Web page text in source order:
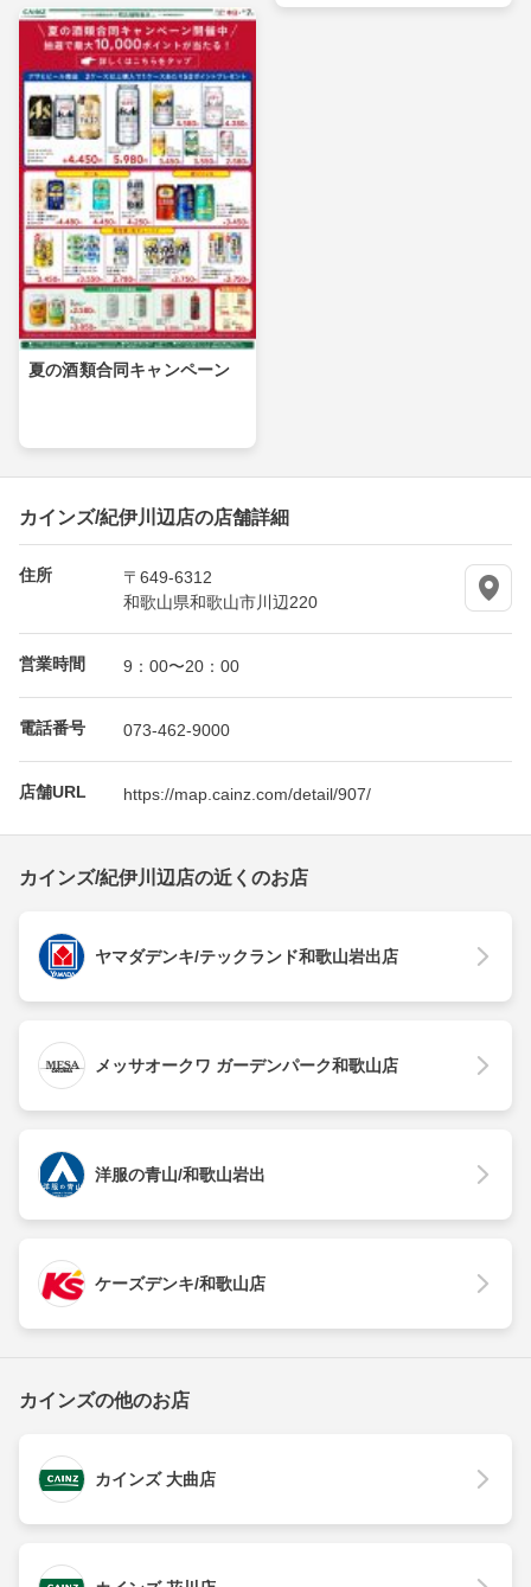
夏の酒類合同キャンペーン
カインズ/紀伊川辺店の店舗詳細
住所
〒649-6312
和歌山県和歌山市川辺220
営業時間 9：00〜20：00
電話番号 073-462-9000
店舗URL https://map.cainz.com/detail/907/
カインズ/紀伊川辺店の近くのお店
ヤマダデンキ/テックランド和歌山岩出店
メッサオークワ ガーデンパーク和歌山店
洋服の青山/和歌山岩出
ケーズデンキ/和歌山店
カインズの他のお店
カインズ 大曲店